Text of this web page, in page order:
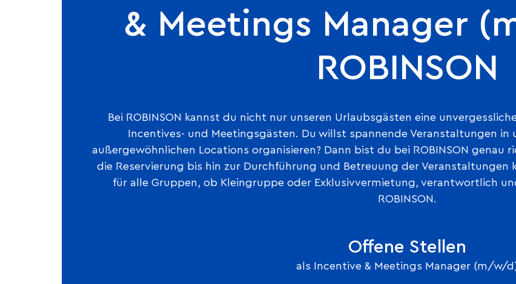
& Meetings Manager
ROBINSON
Bei ROBINSON kannst du nicht nur unseren Urlaubsgästen eine
Incentives- und Meetingsgästen. Du willst spannende Veranstaltungen in
außergewöhnlichen Locations organisieren? Dann bist du bei ROBINSON
die Reservierung bis hin zur Durchführung und Betreuung der
für alle Gruppen, ob Kleingruppe oder Exklusivvermietung, verantwortlich
ROBINSON.
Offene Stellen
als Incentive & Meetings Manager (m/w/